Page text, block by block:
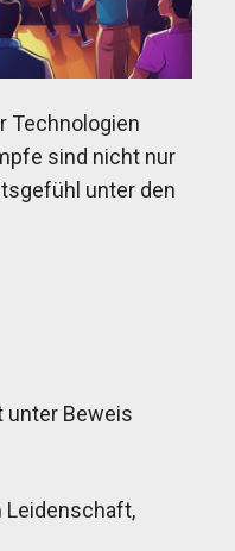
Technologien
sind nicht nur
unter den
unter Beweis
Leidenschaft,